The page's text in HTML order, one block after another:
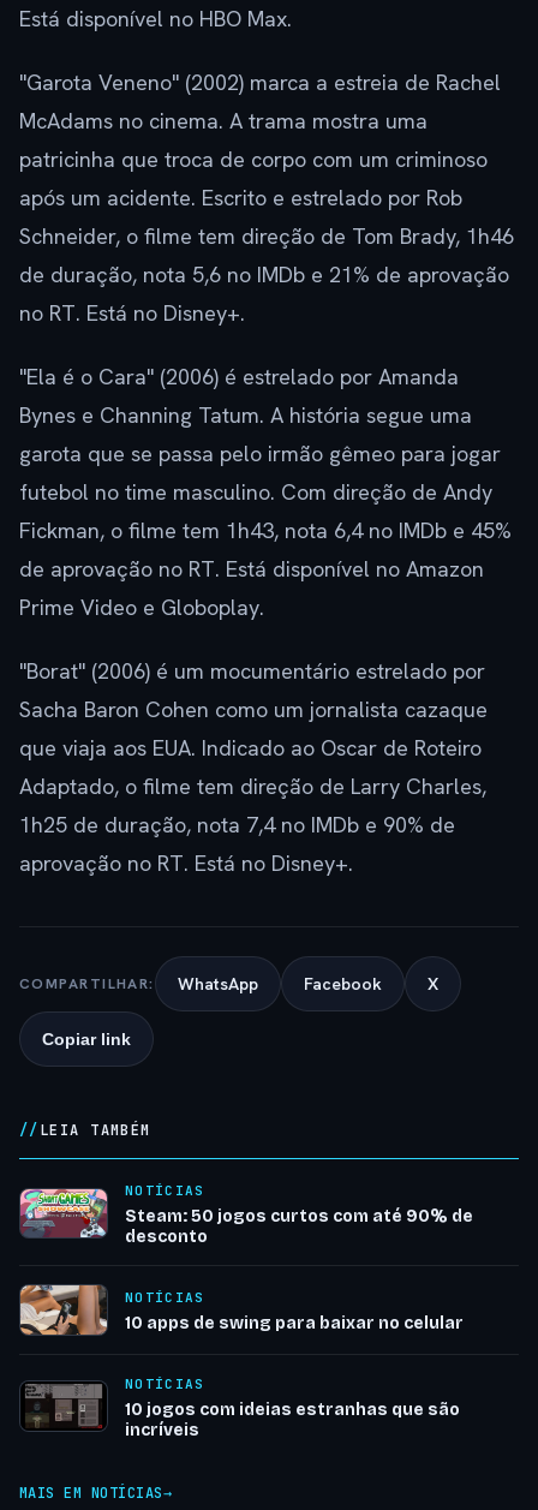
Está disponível no HBO Max.
"Garota Veneno" (2002) marca a estreia de Rachel
McAdams no cinema. A trama mostra uma
patricinha que troca de corpo com um criminoso
após um acidente. Escrito e estrelado por Rob
Schneider, o filme tem direção de Tom Brady, 1h46
de duração, nota 5,6 no IMDb e 21% de aprovação
no RT. Está no Disney+.
"Ela é o Cara" (2006) é estrelado por Amanda
Bynes e Channing Tatum. A história segue uma
garota que se passa pelo irmão gêmeo para jogar
futebol no time masculino. Com direção de Andy
Fickman, o filme tem 1h43, nota 6,4 no IMDb e 45%
de aprovação no RT. Está disponível no Amazon
Prime Video e Globoplay.
"Borat" (2006) é um mocumentário estrelado por
Sacha Baron Cohen como um jornalista cazaque
que viaja aos EUA. Indicado ao Oscar de Roteiro
Adaptado, o filme tem direção de Larry Charles,
1h25 de duração, nota 7,4 no IMDb e 90% de
aprovação no RT. Está no Disney+.
COMPARTILHAR: WhatsApp Facebook X
Copiar link
LEIA TAMBÉM
NOTÍCIAS
Steam: 50 jogos curtos com até 90% de
desconto
NOTÍCIAS
10 apps de swing para baixar no celular
NOTÍCIAS
10 jogos com ideias estranhas que são
incríveis
MAIS EM NOTÍCIAS